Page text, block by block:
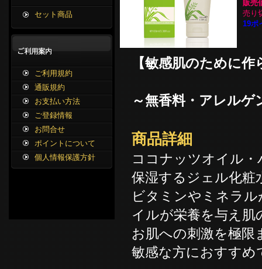
販売
売り
19ポ
【敏感肌のために
～無香料・アレルゲ
商品詳細
ココナッツオイル
保湿するジェル化粧
ビタミンやミネラ
イルが栄養を与え
お肌への刺激を極限
敏感な方におすすめ
セット商品
ご利用規約
通販規約
お支払い方法
ご登録情報
お問合せ
ポイントについて
個人情報保護方針